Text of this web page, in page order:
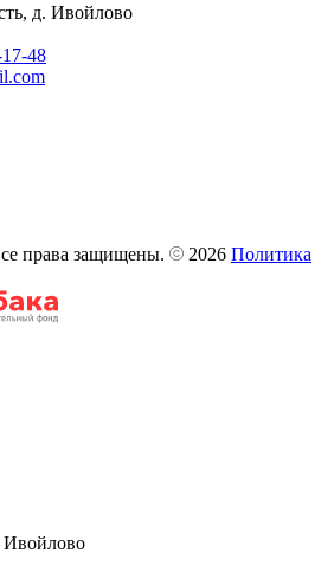
д. Ивойлово
48
права защищены. 2026 Политика
Ивойлово